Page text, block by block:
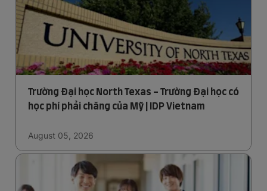
Trường Đại học North Texas - Trường Đại học có
học phí phải chăng của Mỹ | IDP Vietnam
August 05, 2026